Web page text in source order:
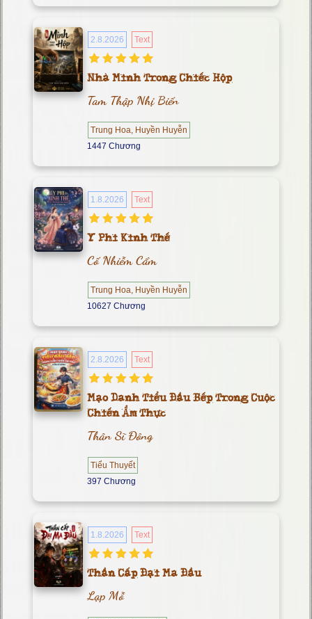
2.8.2026 Text
Nhà Minh Trong Chiếc Hộp
Tam Thập Nhị Biến
Trung Hoa, Huyền Huyễn
1447 Chương
1.8.2026 Text
Y Phi Kinh Thế
Cố Nhiễm Cẩm
Trung Hoa, Huyền Huyễn
10627 Chương
2.8.2026 Text
Mạo Danh Tiểu Đầu Bếp Trong Cuộc
Chiến Ẩm Thực
Thân Sĩ Đông
Tiểu Thuyết
397 Chương
1.8.2026 Text
Thần Cấp Đại Ma Đầu
Lạp Mỗ